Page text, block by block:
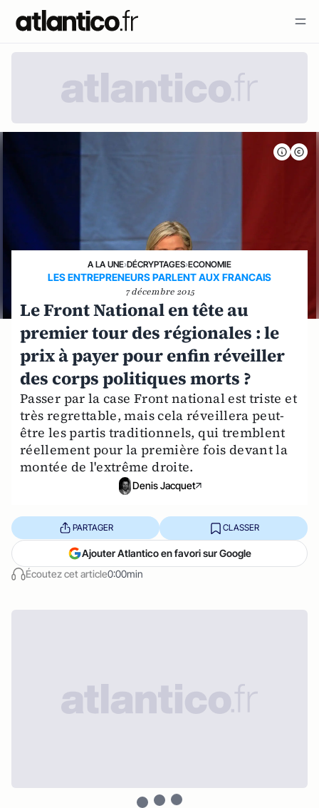
A LA UNE›DÉCRYPTAGES›ECONOMIE
LES ENTREPRENEURS PARLENT AUX FRANCAIS
7 décembre 2015
Le Front National en tête au
premier tour des régionales : le
prix à payer pour enfin réveiller
des corps politiques morts ?
Passer par la case Front national est triste et
très regrettable, mais cela réveillera peut-
être les partis traditionnels, qui tremblent
réellement pour la première fois devant la
montée de l'extrême droite.
Denis Jacquet
Écoutez cet article0:00min
PARTAGER CLASSER
Ajouter Atlantico en favori sur Google